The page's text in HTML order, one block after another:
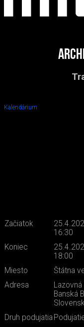
Kalendárium
Začiatok
16:30
Koniec
18:00
Miesto
Štátna
Adresa
Lazovná
Banská
Druh podujatia